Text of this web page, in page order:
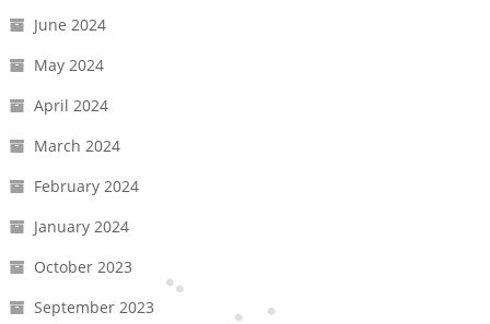
June 2024
May 2024
April 2024
March 2024
February 2024
January 2024
October 2023
September 2023